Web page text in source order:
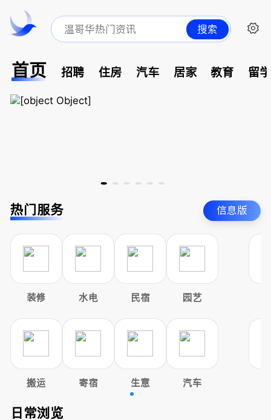
搜索
首页 招聘 住房 汽车 居家 教育 留
热门服务 信息版
装修 水电 民宿 园艺
搬运 寄宿 生意 汽车
日常浏览